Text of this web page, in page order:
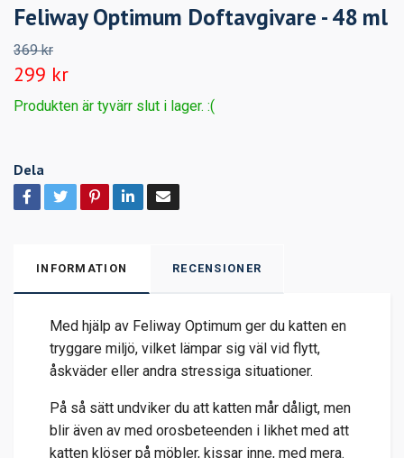
Feliway Optimum Doftavgivare - 48 ml
369 kr
299 kr
Produkten är tyvärr slut i lager. :(
Dela
INFORMATION RECENSIONER
Med hjälp av Feliway Optimum ger du katten en
tryggare miljö, vilket lämpar sig väl vid flytt,
åskväder eller andra stressiga situationer.
På så sätt undviker du att katten mår dåligt, men
blir även av med orosbeteenden i likhet med att
katten klöser på möbler, kissar inne, med mera.